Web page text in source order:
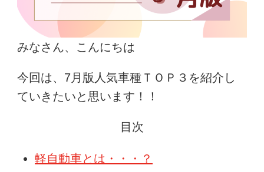
みなさん、こんにちは
今回は、7月版人気車種ＴＯＰ３を紹介し
ていきたいと思います！！
目次
軽自動車とは・・・？